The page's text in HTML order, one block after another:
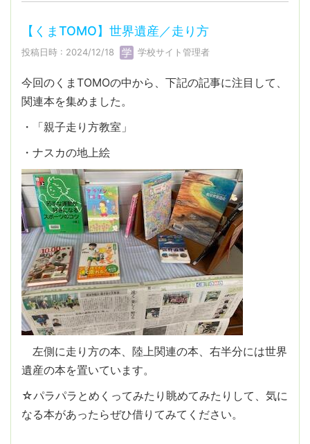
【くまTOMO】世界遺産／走り方
投稿日時 : 2024/12/18 学校サイト管理者
今回のくまTOMOの中から、下記の記事に注目して、
関連本を集めました。
・「親子走り方教室」
・ナスカの地上絵
左側に走り方の本、陸上関連の本、右半分には世界
遺産の本を置いています。
☆パラパラとめくってみたり眺めてみたりして、気に
なる本があったらぜひ借りてみてください。